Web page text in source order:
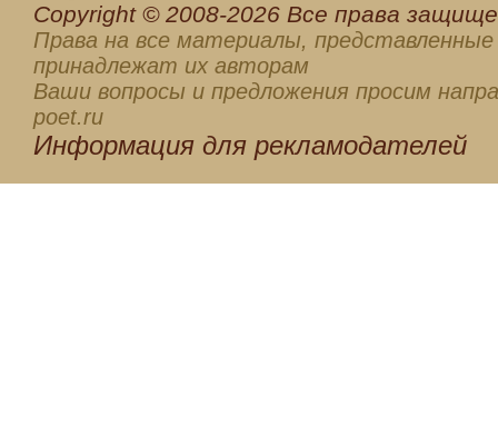
Сopyright © 2008-2026 Все права
Права на все материалы, представленные
принадлежат их авторам
Ваши вопросы и предложения просим
poet.ru
Информация для рекламодателей